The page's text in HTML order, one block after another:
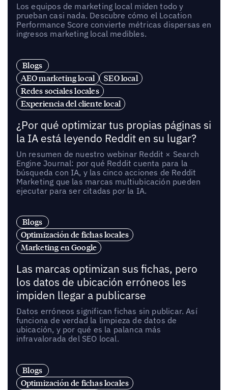
Los equipos de marketing local miden todo y
prueban casi nada. Descubre cómo el Location
Performance Score convierte métricas dispersas en
ingresos marketing local medibles.
Blogs
AEO marketing local
SEO local
Redes sociales locales
Experiencia del cliente local
¿Por qué optimizar tus propias páginas si
la IA está leyendo Reddit en su lugar?
Un resumen de nuestro webinar Reddit × Search
Engine Journal: por qué Reddit cuenta para la
búsqueda con IA, y las cinco acciones de Reddit
Marketing que las marcas multiubicación pueden
ejecutar para ser citadas por la IA.
Blogs
Optimización de fichas locales
Marketing en Google
Las marcas optimizan sus fichas, pero
los datos de ubicación erróneos les
impiden llegar a publicarse
Datos erróneos significan fichas sin publicar. Así
funciona de verdad la limpieza de datos de
ubicación, y por qué es la palanca más
infravalorada del SEO local.
Blogs
Optimización de fichas locales